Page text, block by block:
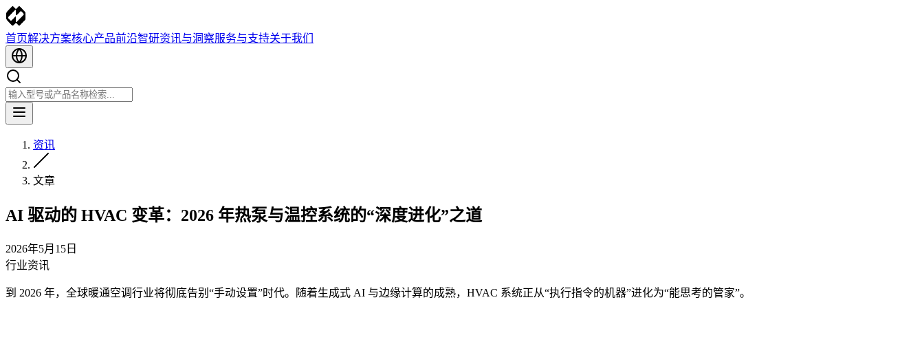
首页解决方案核心产品前沿智研资讯与洞察服务与支持关于我们
资讯
文章
AI 驱动的 HVAC 变革：2026 年热泵与温控系统的“深度进化”之道
2026年5月15日
行业资讯
到 2026 年，全球暖通空调行业将彻底告别“手动设置”时代。随着生成式 AI 与边缘计算的成熟，HVAC 系统正从“执行指令的机器”进化为“能思考的管家”。